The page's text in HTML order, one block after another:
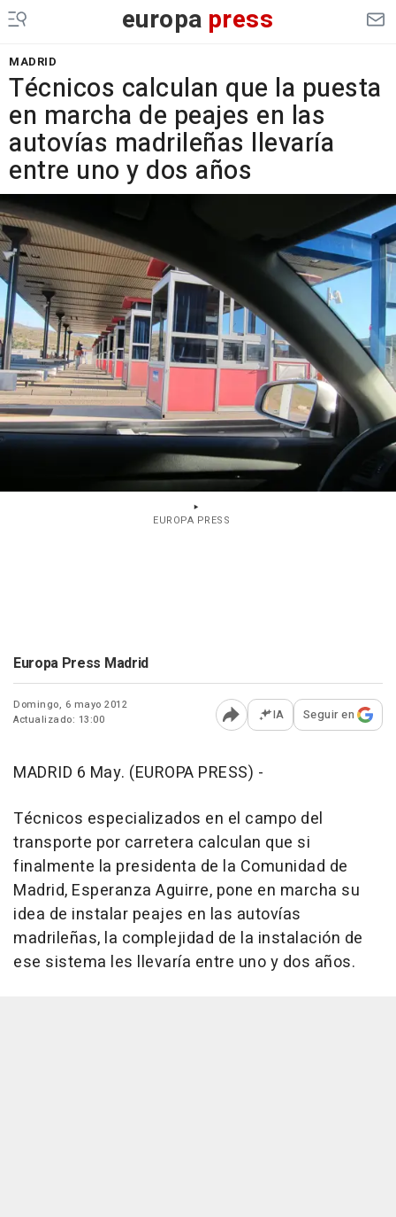
europa press
MADRID
Técnicos calculan que la puesta
en marcha de peajes en las
autovías madrileñas llevaría
entre uno y dos años
EUROPA PRESS
Europa Press Madrid
Domingo, 6 mayo 2012
Actualizado: 13:00
Abrir opciones para
IA Seguir en
MADRID 6 May. (EUROPA PRESS) -
Técnicos especializados en el campo del
transporte por carretera calculan que si
finalmente la presidenta de la Comunidad de
Madrid, Esperanza Aguirre, pone en marcha su
idea de instalar peajes en las autovías
madrileñas, la complejidad de la instalación de
ese sistema les llevaría entre uno y dos años.